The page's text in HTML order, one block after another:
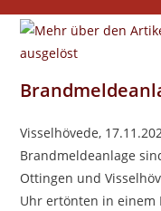
Visselhövede,
Brandmeldeanlage
Ottingen und
Uhr ertönten in einem